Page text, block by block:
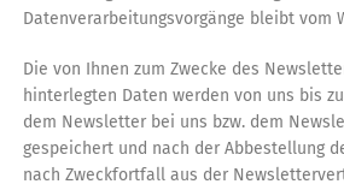
Datenverarbeitungsvorgänge bleibt vom
Die von Ihnen zum Zwecke des
hinterlegten Daten werden von uns bis
dem Newsletter bei uns bzw. dem
gespeichert und nach der Abbestellung
nach Zweckfortfall aus der